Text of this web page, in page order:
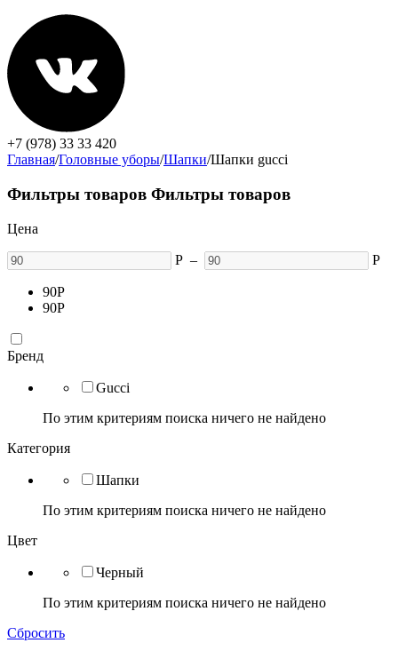
+7 (978) 33 33 420
Главная/Головные уборы/Шапки/Шапки gucci
Фильтры товаров Фильтры товаров
Цена
Р – Р
90Р
90Р
Бренд
Gucci
По этим критериям поиска ничего не найдено
Категория
Шапки
По этим критериям поиска ничего не найдено
Цвет
Черный
По этим критериям поиска ничего не найдено
Сбросить